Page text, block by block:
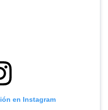
en Instagram